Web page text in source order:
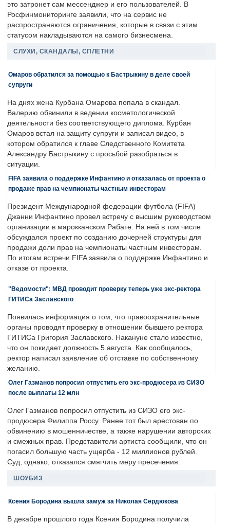
это затронет сам мессенджер и его пользователей. В
Росфинмониторинге заявили, что на сервис не
распространяются ограничения, которые в связи с этим
статусом накладываются на самого бизнесмена.
СЛУХИ, СКАНДАЛЫ, СПЛЕТНИ
Омаров обратился за помощью к Бастрыкину в деле своей
супруги
На днях жена Курбана Омарова попала в скандал.
Валерию обвинили в ведении косметологической
деятельности без соответствующего диплома. Курбан
Омаров встал на защиту супруги и записал видео, в
котором обратился к главе Следственного Комитета
Александру Бастрыкину с просьбой разобраться в
ситуации.
FIFA заявила о поддержке Инфантино и отказалась от проекта о
продаже прав на чемпионаты частным инвесторам
Президент Международной федерации футбола (FIFA)
Джанни Инфантино провел встречу с высшим руководством
организации в марокканском Рабате. На ней в том числе
обсуждался проект по созданию дочерней структуры для
продажи доли прав на чемпионаты частным инвесторам.
По итогам встречи FIFA заявила о поддержке Инфантино и
отказе от проекта.
"Ведомости": МВД проводит проверку теперь уже экс-ректора
ГИТИСа Заславского
Появилась информация о том, что правоохранительные
органы проводят проверку в отношении бывшего ректора
ГИТИСа Григория Заславского. Накануне стало известно,
что он покидает должность 5 августа. Как сообщалось,
ректор написал заявление об отставке по собственному
желанию.
Олег Газманов попросил отпустить его экс-продюсера из СИЗО
после выплаты 12 млн
Олег Газманов попросил отпустить из СИЗО его экс-
продюсера Филиппа Россу. Ранее тот был арестован по
обвинению в мошенничестве, а также нарушении авторских
и смежных прав. Представители артиста сообщили, что он
погасил большую часть ущерба - 12 миллионов рублей.
Суд, однако, отказался смягчить меру пресечения.
ШОУБИЗ
Ксения Бородина вышла замуж за Николая Сердюкова
В декабре прошлого года Ксения Бородина получила